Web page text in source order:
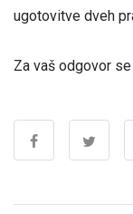
ugotovitve dveh
Za vaš odgovor